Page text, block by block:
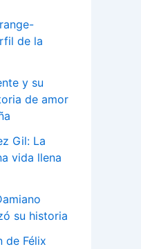
de la
y su
de amor
Gil: La
vida llena
su historia
de Félix